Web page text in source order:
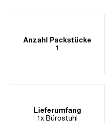
Anzahl Packstücke
1
Lieferumfang
1x Bürostuhl